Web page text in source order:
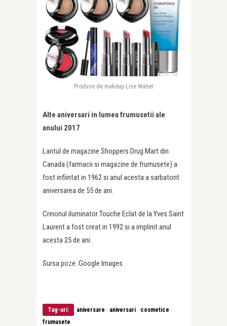
Produse de makeup Lise Watier
Alte aniversari in lumea frumusetii ale
anului 2017
Lantul de magazine Shoppers Drug Mart din
Canada (farmacii si magazine de frumusete) a
fost infiintat in 1962 si anul acesta a sarbatorit
aniversarea de 55 de ani.
Creionul iluminator Touche Eclat de la Yves Saint
Laurent a fost creat in 1992 si a implinit anul
acesta 25 de ani.
Sursa poze: Google Images
Tag-uri: aniversare · aniversari · cosmetice ·
frumusete